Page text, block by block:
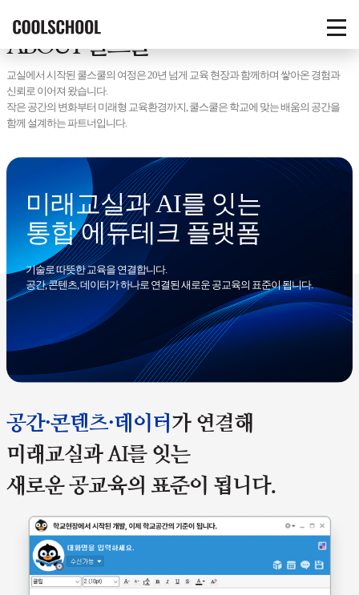
COOLSCHOOL
메
열
ABOUT 쿨스쿨
교실에서 시작된 쿨스쿨의 여정은 20년 넘게 교육 현장과 함께하며 쌓아온 경험과
신뢰로 이어져 왔습니다.
작은 공간의 변화부터 미래형 교육환경까지, 쿨스쿨은 학교에 맞는 배움의 공간을
함께 설계하는 파트너입니다.
미래교실과 AI를 잇는
통합 에듀테크 플랫폼
기술로 따뜻한 교육을 연결합니다.
공간, 콘텐츠, 데이터가 하나로 연결된 새로운 공교육의 표준이 됩니다.
공간·콘텐츠·데이터 가 연결해
미래교실과 AI를 잇는
새로운 공교육의 표준이 됩니다.